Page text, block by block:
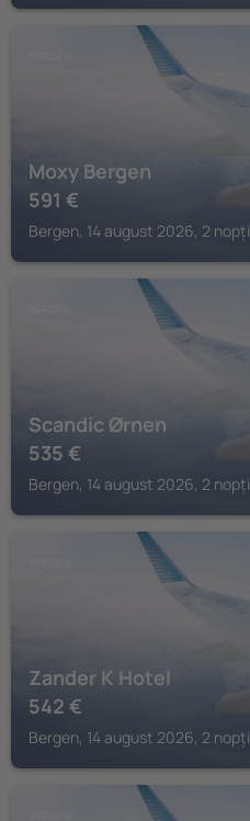
Moxy Bergen
591 €
Bergen, 14 august 2026, 2 nopți
Scandic Ørnen
535 €
Bergen, 14 august 2026, 2 nopți
Zander K Hotel
542 €
Bergen, 14 august 2026, 2 nopți